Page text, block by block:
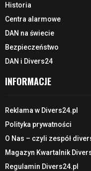
Historia
Centra alarmowe
DAN na świecie
Bezpieczeństwo
DAN i Divers24
INFORMACJE
Reklama w Divers24.pl
Polityka prywatności
O Nas – czyli zespół
Magazyn Kwartalnik
Regulamin Divers24.pl